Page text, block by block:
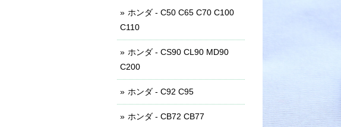
ホンダ - C50 C65 C70 C100
C110
ホンダ - CS90 CL90 MD90
C200
ホンダ - C92 C95
ホンダ - CB72 CB77